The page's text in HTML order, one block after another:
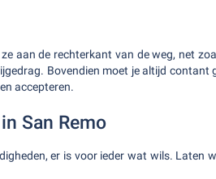
aan de rechterkant van de weg, net
Bovendien moet je altijd contant
accepteren.
San Remo
er is voor ieder wat wils. Laten